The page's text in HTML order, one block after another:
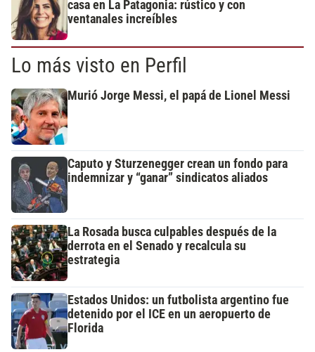
casa en La Patagonia: rústico y con
ventanales increíbles
Lo más visto en Perfil
Murió Jorge Messi, el papá de Lionel Messi
Caputo y Sturzenegger crean un fondo para
indemnizar y “ganar” sindicatos aliados
La Rosada busca culpables después de la
derrota en el Senado y recalcula su
estrategia
Estados Unidos: un futbolista argentino fue
detenido por el ICE en un aeropuerto de
Florida